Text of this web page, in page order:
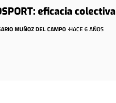
eficacia colectiva
MUÑOZ DEL CAMPO HACE 6 AÑOS